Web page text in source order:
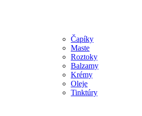
výroby
Čapíky
Maste
Roztoky
Balzamy
Krémy
Oleje
Tinktúry